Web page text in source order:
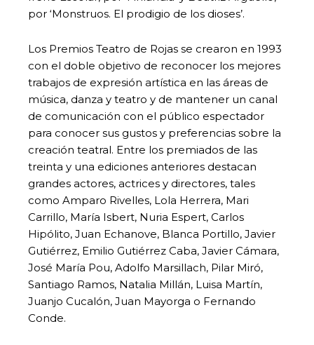
por ‘Monstruos. El prodigio de los dioses’.
Los Premios Teatro de Rojas se crearon en 1993
con el doble objetivo de reconocer los mejores
trabajos de expresión artística en las áreas de
música, danza y teatro y de mantener un canal
de comunicación con el público espectador
para conocer sus gustos y preferencias sobre la
creación teatral. Entre los premiados de las
treinta y una ediciones anteriores destacan
grandes actores, actrices y directores, tales
como Amparo Rivelles, Lola Herrera, Mari
Carrillo, María Isbert, Nuria Espert, Carlos
Hipólito, Juan Echanove, Blanca Portillo, Javier
Gutiérrez, Emilio Gutiérrez Caba, Javier Cámara,
José María Pou, Adolfo Marsillach, Pilar Miró,
Santiago Ramos, Natalia Millán, Luisa Martín,
Juanjo Cucalón, Juan Mayorga o Fernando
Conde.